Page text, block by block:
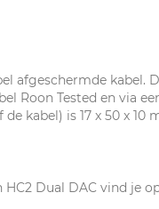
afgeschermde
Roon Tested en via
de kabel) is 17 x 50 x
Dual DAC vind je